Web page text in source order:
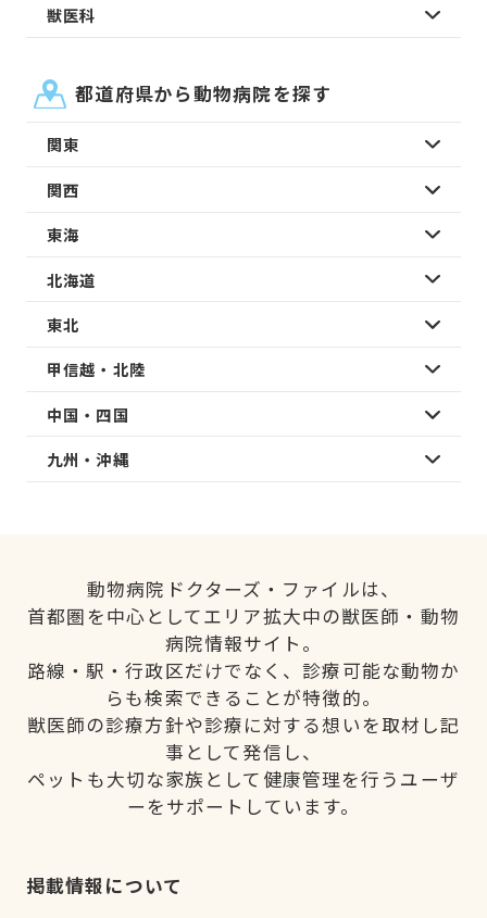
獣医科
都道府県から動物病院を探す
関東
関西
東海
北海道
東北
甲信越・北陸
中国・四国
九州・沖縄
動物病院ドクターズ・ファイルは、
首都圏を中心としてエリア拡大中の獣医師・動物
病院情報サイト。
路線・駅・行政区だけでなく、診療可能な動物か
らも検索できることが特徴的。
獣医師の診療方針や診療に対する想いを取材し記
事として発信し、
ペットも大切な家族として健康管理を行うユーザ
ーをサポートしています。
掲載情報について